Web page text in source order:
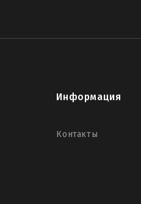
Информация
Контакты